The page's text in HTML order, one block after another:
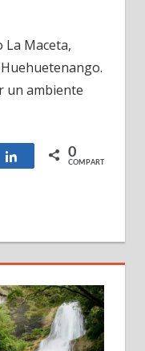
La Maceta,
un ambiente
Compartir
0
COMPARTIR